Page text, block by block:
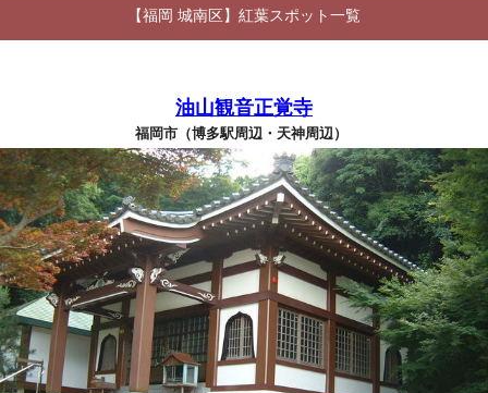
【福岡 城南区】紅葉スポット一覧
油山観音正覚寺
福岡市（博多駅周辺・天神周辺）